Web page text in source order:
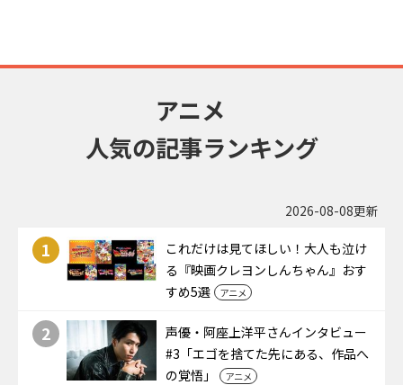
アニメ
人気の記事ランキング
2026-08-08更新
1
これだけは見てほしい！大人も泣け
る『映画クレヨンしんちゃん』おす
すめ5選
アニメ
2
声優・阿座上洋平さんインタビュー
#3「エゴを捨てた先にある、作品へ
の覚悟」
アニメ